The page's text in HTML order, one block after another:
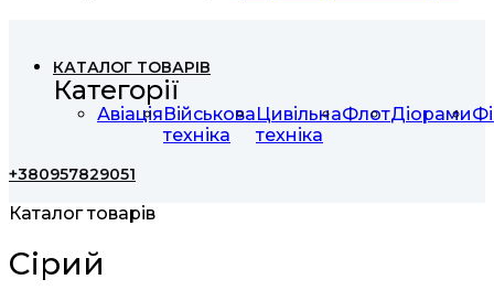
КАТАЛОГ ТОВАРІВ
Категорії
АвіаціяВійськова
техніка
Цивільна
техніка
ФлотДіорами
+380957829051
Каталог товарів
Сірий